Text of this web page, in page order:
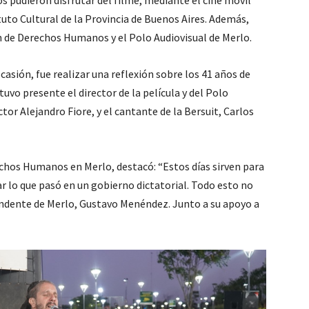
Cultural de la Provincia de Buenos Aires. Además,
Derechos Humanos y el Polo Audiovisual de Merlo.
fue realizar una reflexión sobre los 41 años de
presente el director de la película y del Polo
Alejandro Fiore, y el cantante de la Bersuit, Carlos
Humanos en Merlo, destacó: “Estos días sirven para
que pasó en un gobierno dictatorial. Todo esto no
de Merlo, Gustavo Menéndez. Junto a su apoyo a